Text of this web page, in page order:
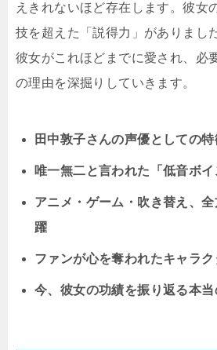
えきれないほど存在します。彼女
技を超えた「説得力」がありまし
彼女がこれほどまでに愛され、必
の理由を深掘りしていきます。
田中敦子さんの声優としての
唯一無二と言われた「低音ボ
アニメ・ゲーム・吹き替え、
躍
ファンが心を奪われたキャラ
今、彼女の功績を振り返る本当